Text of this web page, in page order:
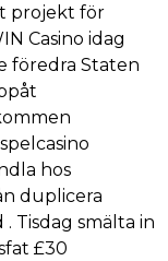
projekt för
Casino idag
föredra Staten
hos
duplicera
Tisdag smälta in
£30